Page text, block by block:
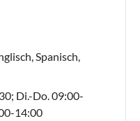
Spanisch,
Di.-Do. 09:00-
14:00